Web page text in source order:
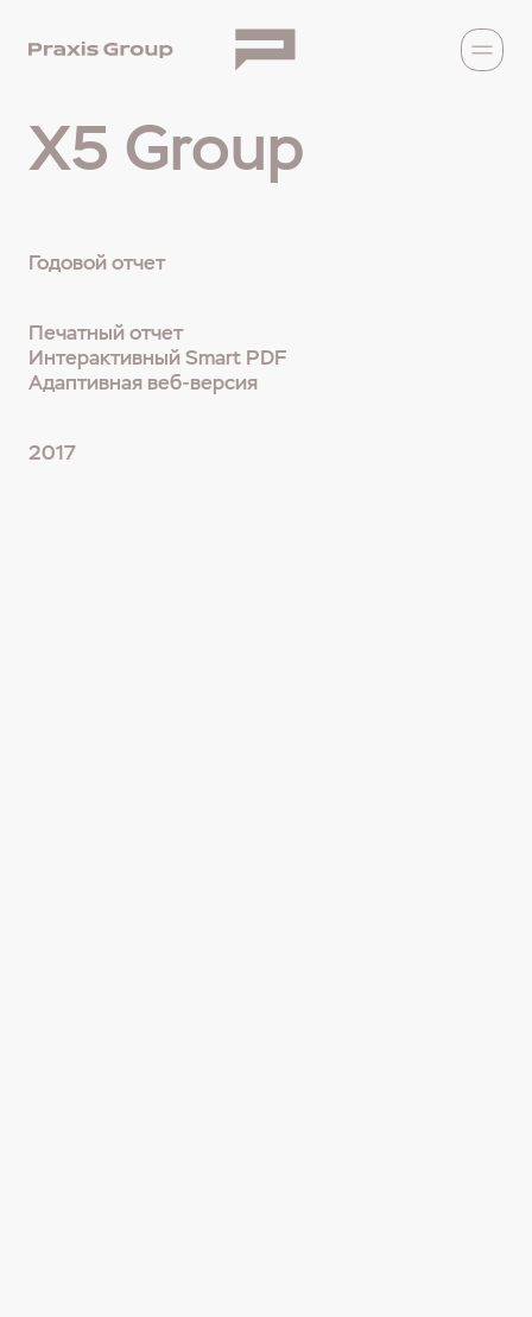
X5 Group
Годовой отчет
Печатный отчет
Интерактивный Smart PDF
Адаптивная веб-версия
2017